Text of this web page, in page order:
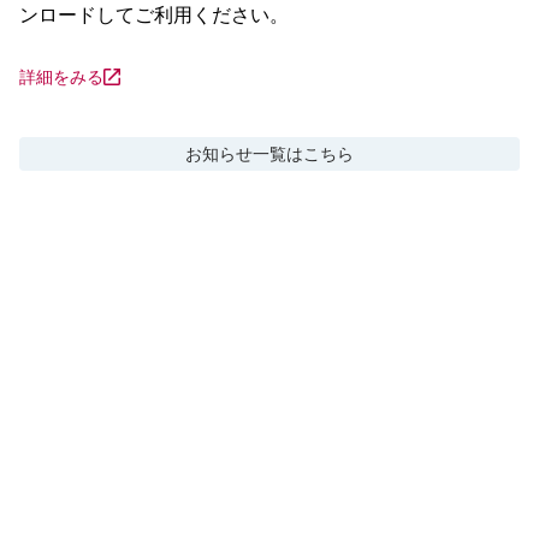
ンロードしてご利用ください。
詳細をみる
お知らせ一覧はこちら